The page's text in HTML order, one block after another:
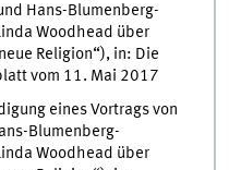
Hans-Blumenberg-
Woodhead über
Religion“), in: Die
vom 11. Mai 2017
eines Vortrags von
Blumenberg-
Woodhead über